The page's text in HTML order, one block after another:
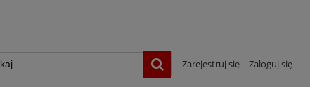
Zarejestruj się Zaloguj się